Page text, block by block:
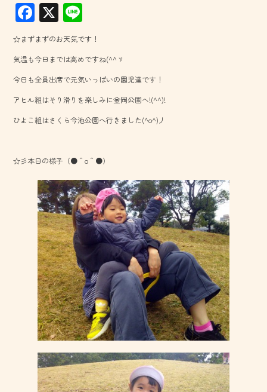
F
ac
e
b
o
ok
X
ne
☆まずまずのお天気です！
気温も今日までは高めですね(^^ゞ
今日も全員出席で元気いっぱいの園児達です！
アヒル組はそり滑りを楽しみに金岡公園へ!(^^)!
ひよこ組はさくら今池公園へ行きました(^o^)丿
☆彡本日の様子（●＾o＾●）